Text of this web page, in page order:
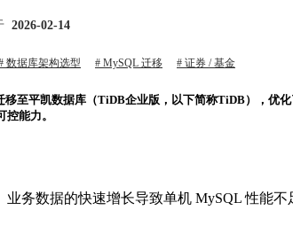
2026-02-14
数据库架构选型 MySQL 迁移 证券 / 基金
移至平凯数据库（TiDB企业版，以下简称TiDB），优
能力。
业务数据的快速增长导致单机 MySQL 性能